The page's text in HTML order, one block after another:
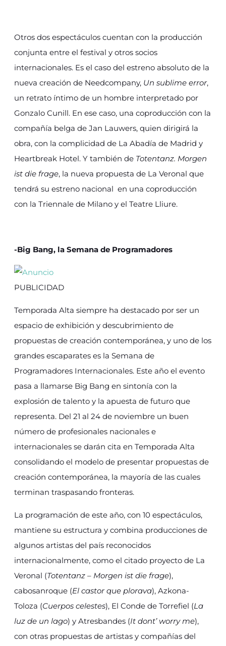
Otros dos espectáculos cuentan con la producción
conjunta entre el festival y otros socios
internacionales. Es el caso del estreno absoluto de la
nueva creación de Needcompany, Un sublime error,
un retrato íntimo de un hombre interpretado por
Gonzalo Cunill. En ese caso, una coproducción con la
compañía belga de Jan Lauwers, quien dirigirá la
obra, con la complicidad de La Abadía de Madrid y
Heartbreak Hotel. Y también de Totentanz. Morgen
ist die frage, la nueva propuesta de La Veronal que
tendrá su estreno nacional en una coproducción
con la Triennale de Milano y el Teatre Lliure.
-Big Bang, la Semana de Programadores
PUBLICIDAD
Temporada Alta siempre ha destacado por ser un
espacio de exhibición y descubrimiento de
propuestas de creación contemporánea, y uno de los
grandes escaparates es la Semana de
Programadores Internacionales. Este año el evento
pasa a llamarse Big Bang en sintonía con la
explosión de talento y la apuesta de futuro que
representa. Del 21 al 24 de noviembre un buen
número de profesionales nacionales e
internacionales se darán cita en Temporada Alta
consolidando el modelo de presentar propuestas de
creación contemporánea, la mayoría de las cuales
terminan traspasando fronteras.
La programación de este año, con 10 espectáculos,
mantiene su estructura y combina producciones de
algunos artistas del país reconocidos
internacionalmente, como el citado proyecto de La
Veronal (Totentanz – Morgen ist die frage),
cabosanroque (El castor que plorava), Azkona-
Toloza (Cuerpos celestes), El Conde de Torrefiel (La
luz de un lago) y Atresbandes (It dont’ worry me),
con otras propuestas de artistas y compañías del